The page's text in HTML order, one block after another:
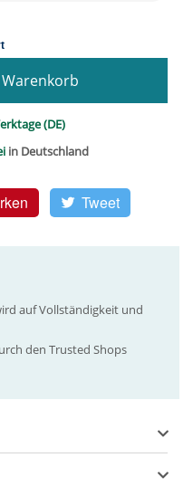
(DE)
in Deutschland
Tweet
auf Vollständigkeit und
den Trusted Shops